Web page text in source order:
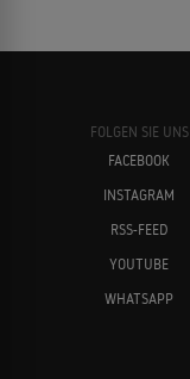
FOLGEN SIE UNS
FACEBOOK
INSTAGRAM
RSS-FEED
YOUTUBE
WHATSAPP